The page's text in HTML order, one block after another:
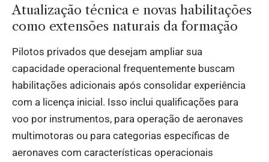
Atualização técnica e novas habilitações
como extensões naturais da formação
Pilotos privados que desejam ampliar sua
capacidade operacional frequentemente buscam
habilitações adicionais após consolidar experiência
com a licença inicial. Isso inclui qualificações para
voo por instrumentos, para operação de aeronaves
multimotoras ou para categorias específicas de
aeronaves com características operacionais